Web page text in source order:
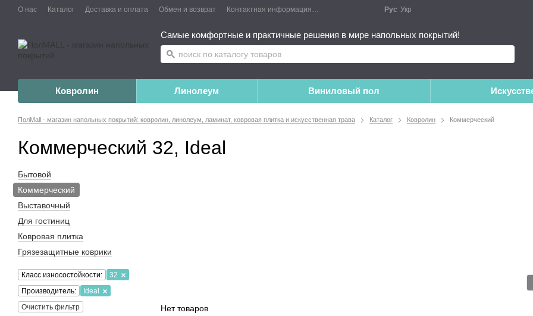
О нас Каталог Доставка и оплата Обмен и возврат Контактная информация Публичный договор
Рус Укр
Самые комфортные и практичные решения в мире напольных покрытий!
Ковролин Линолеум Виниловый пол
ПолMall - магазин напольных покрытий: ковролин, линолеум, ламинат, ковровая плитка и искусственная трава Каталог Ковролин Коммерческий
Коммерческий 32, Ideal
Нет товаров
Бытовой
Коммерческий
Выставочный
Для гостиниц
Ковровая плитка
Грязезащитные коврики
Класс износостойкости:
32
Производитель:
Ideal
Очистить фильтр